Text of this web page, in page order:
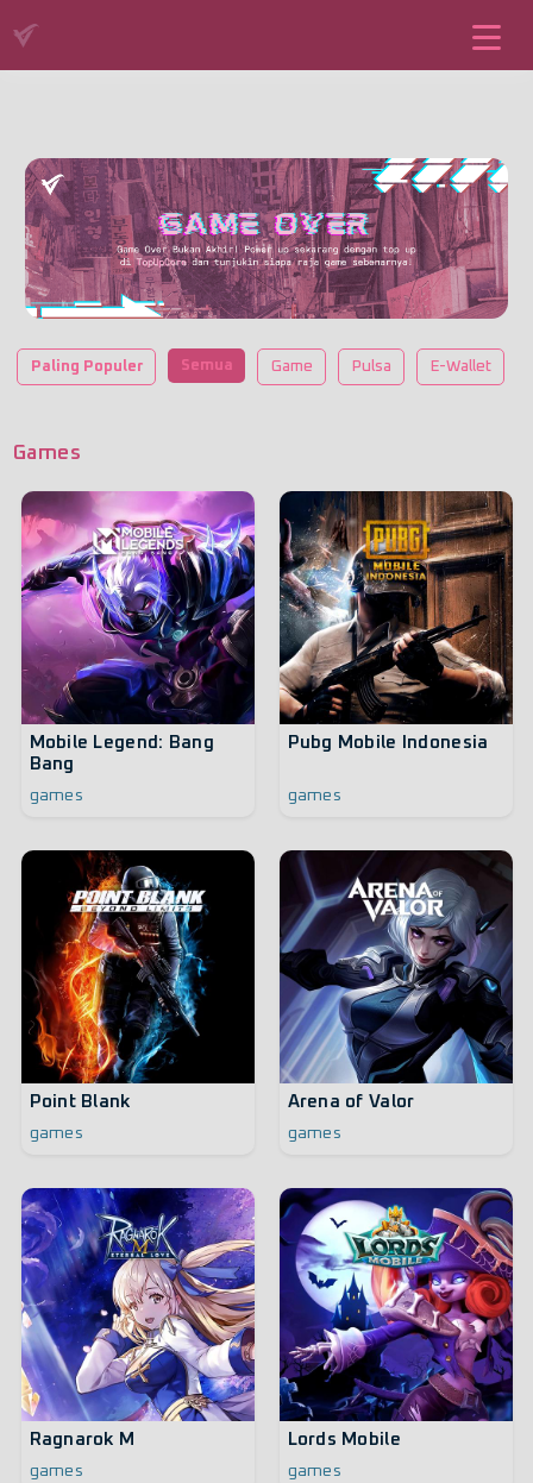
Paling Populer Semua Game Pulsa E-Wallet
Games
Mobile Legend: Bang
Bang
games
Pubg Mobile Indonesia
games
Point Blank
games
Arena of Valor
games
Ragnarok M
games
Lords Mobile
games